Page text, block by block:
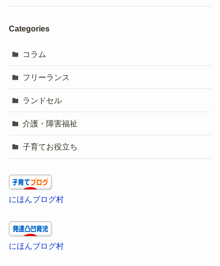
Categories
コラム
フリーランス
ランドセル
介護・障害福祉
子育てお役立ち
にほんブログ村
にほんブログ村